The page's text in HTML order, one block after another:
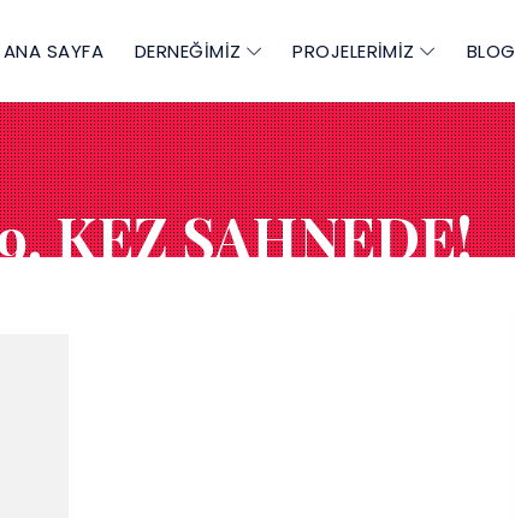
ANA SAYFA DERNEĞİMİZ PROJELERİMİZ BLOG
KEZ SAHNEDE!